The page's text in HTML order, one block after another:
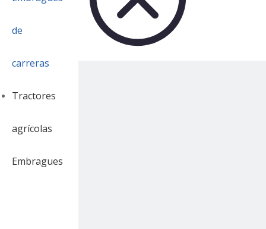
de
carreras
Tractores
agrícolas
Embragues